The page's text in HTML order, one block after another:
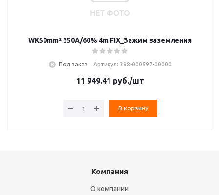
WK50mm² 350A/60% 4m FIX_Зажим заземления
Под заказ Артикул: 398-000597-00000
11 949.41 руб./шт
В корзину
Компания
О компании